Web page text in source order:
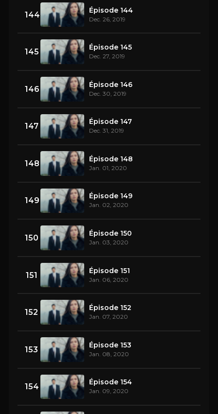
144 Épisode 144
Dec. 26, 2019
145 Épisode 145
Dec. 27, 2019
146 Épisode 146
Dec. 30, 2019
147 Épisode 147
Dec. 31, 2019
148 Épisode 148
Jan. 01, 2020
149 Épisode 149
Jan. 02, 2020
150 Épisode 150
Jan. 03, 2020
151 Épisode 151
Jan. 06, 2020
152 Épisode 152
Jan. 07, 2020
153 Épisode 153
Jan. 08, 2020
154 Épisode 154
Jan. 09, 2020